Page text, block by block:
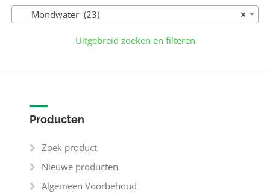
×
Mondwater (23)
Uitgebreid zoeken en filteren
Producten
Zoek product
Nieuwe producten
Algemeen Voorbehoud